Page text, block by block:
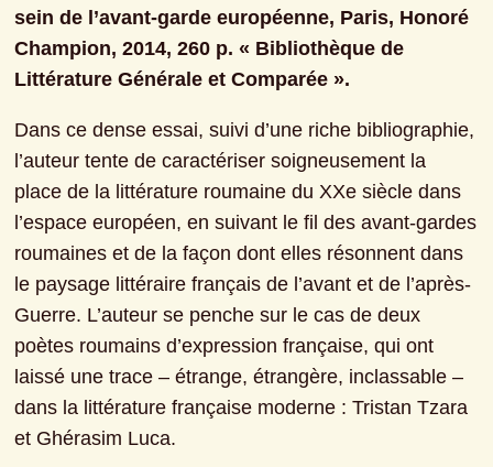
sein de l’avant-garde européenne, Paris, Honoré
Champion, 2014, 260 p. « Bibliothèque de
Littérature Générale et Comparée ».
Dans ce dense essai, suivi d’une riche bibliographie,
l’auteur tente de caractériser soigneusement la
place de la littérature roumaine du XXe siècle dans
l’espace européen, en suivant le fil des avant-gardes
roumaines et de la façon dont elles résonnent dans
le paysage littéraire français de l’avant et de l’après-
Guerre. L’auteur se penche sur le cas de deux
poètes roumains d’expression française, qui ont
laissé une trace – étrange, étrangère, inclassable –
dans la littérature française moderne : Tristan Tzara
et Ghérasim Luca.